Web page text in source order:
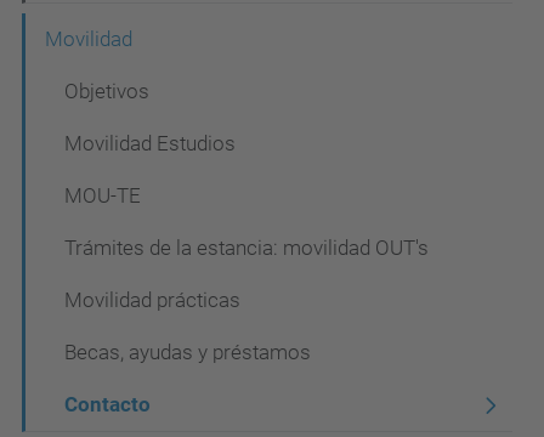
Movilidad
Objetivos
Movilidad Estudios
MOU-TE
Trámites de la estancia: movilidad OUT's
Movilidad prácticas
Becas, ayudas y préstamos
Contacto